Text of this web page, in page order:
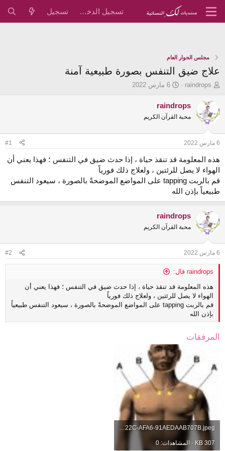
تسجيل الدخول تسجيل
مجلس الحوار العام
علاج ضيق التنفس بصورة طبيعية آمنة
ب
د
ئ
ا
م
و
ع
raindrops
ت
ر
خ
ب
د
6 مارس 2022
raindrops
محبة القرآن الكريم
6 مارس 2022 #1
هذه المعلومة قد تنقذ حياة ، إذا حدث ضيق في التنفس ؛ فهذا يعني أن
الهواء لا يصل للرئتين ، ولعلاج ذلك فورياً
قم بالربت tapping على المواضع الموضحةً بالصورة ، سيعود التنفس
طبيعياً بإذن الله
raindrops
محبة القرآن الكريم
6 مارس 2022 #2
raindrops قال:
هذه المعلومة قد تنقذ حياة ، إذا حدث ضيق في التنفس ؛ فهذا يعني أن
الهواء لا يصل للرئتين ، ولعلاج ذلك فورياً
قم بالربت tapping على المواضع الموضحةً بالصورة ، سيعود التنفس طبيعياً
بإذن الله
المرفقات
307 KB · المشاهدات: 0